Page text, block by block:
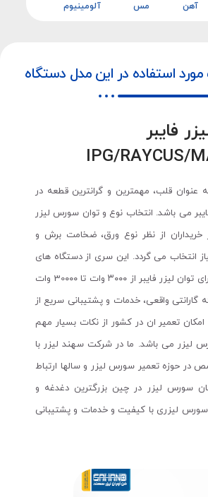
آهن مس آلومینیوم
استفاده در این مدل دستگاه
فایبر
IPG/RAYCUS/
عنوان قلب، مهمترین و گرانترین قطعه در
می باشد. انتخاب نوع و توان سورس لیزر
خریداران از نظر نوع ورق، ضخامت برش و
انتخاب می گردد. این سری از دستگاه های
برش لیزر مناسب برای توان لیزر فایبر از ۳۰۰۰ وات تا 30۰۰۰ وات
گارانتی واقعی، خدمات و پشتیبانی سریع از
تعمیر ان در کشور از نکات بسیار مهم
لیزر می باشد. ما در شرکت سهند لیزر با
در حوزه تعمیر سورس لیزر و سالها ارتباط
سورس لیزر در چین بزرگترین دغدغه و
سورس لیزری با کیفیت و خدمات و پشتیبانی